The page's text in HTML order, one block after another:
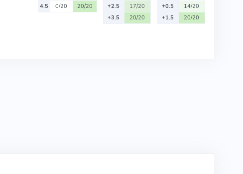
4.5
0/20 20/20
+2.5
17/20
+3.5
20/20
+0.5
14/20
+1.5
20/20